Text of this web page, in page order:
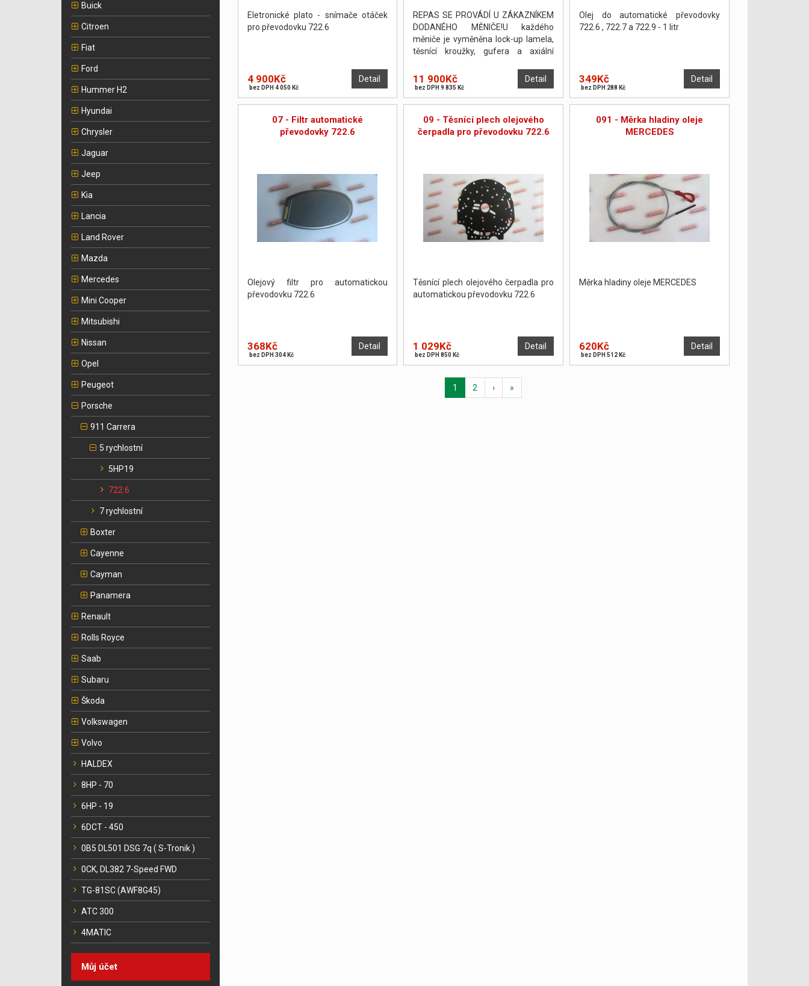
Buick
Citroen
Fiat
Ford
Hummer H2
Hyundai
Chrysler
Jaguar
Jeep
Kia
Lancia
Land Rover
Mazda
Mercedes
Mini Cooper
Mitsubishi
Nissan
Opel
Peugeot
Porsche
911 Carrera
5 rychlostní
5HP19
722.6
7 rychlostní
Boxter
Cayenne
Cayman
Panamera
Renault
Rolls Royce
Saab
Subaru
Škoda
Volkswagen
Volvo
HALDEX
8HP - 70
6HP - 19
6DCT - 450
0B5 DL501 DSG 7q ( S-Tronik )
0CK, DL382 7-Speed FWD
TG-81SC (AWF8G45)
ATC 300
4MATIC
Můj účet
Eletronické plato - snímače otáček
pro převodovku 722.6
Detail
4 900Kč
bez DPH 4 050 Kč
REPAS SE PROVÁDÍ U ZÁKAZNÍKEM
DODANÉHO MĚNIČE!U každého
měniče je vyměněna lock-up lamela,
těsnící kroužky, gufera a axiální
vyvážen. PO DOHODĚ JE MOŽNO
PROVÉST OPRAVU NA POČKÁNÍ.
Detail
11 900Kč
bez DPH 9 835 Kč
Olej do automatické převodovky
722.6 , 722.7 a 722.9 - 1 litr
Detail
349Kč
bez DPH 288 Kč
07 - Filtr automatické
převodovky 722.6
Olejový filtr pro automatickou
převodovku 722.6
Detail
368Kč
bez DPH 304 Kč
09 - Těsnící plech olejového
čerpadla pro převodovku 722.6
Těsnící plech olejového čerpadla pro
automatickou převodovku 722.6
Detail
1 029Kč
bez DPH 850 Kč
091 - Měrka hladiny oleje
MERCEDES
Měrka hladiny oleje MERCEDES
Detail
620Kč
bez DPH 512 Kč
1 2 › »